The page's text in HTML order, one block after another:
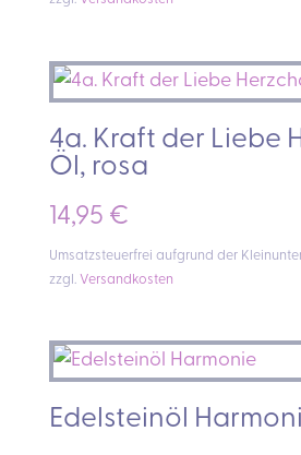
4a. Kraft der Liebe
Öl, rosa
14,95 €
Umsatzsteuerfrei aufgrund der
zzgl. Versandkosten
Edelsteinöl